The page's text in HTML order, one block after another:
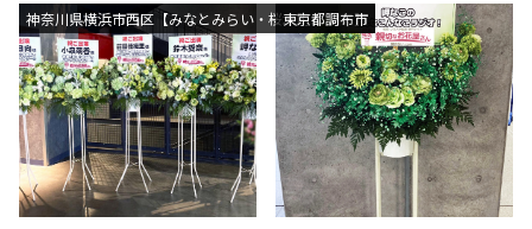
神奈川県横浜市西区【みなとみらい・桜木町エリア】
東京都調布市